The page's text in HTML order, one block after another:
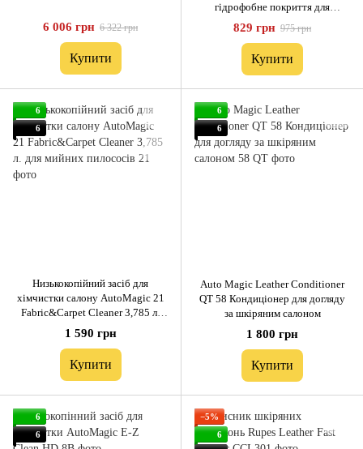
6 006 грн 6 322 грн
Купити
гідрофобне покриття для
тканинних сидінь 260 мл
829 грн 975 грн
Купити
6
6
Низькокопійний засіб для
хімчистки салону AutoMagic 21
Fabric&Carpet Cleaner 3,785 л.
для мийних пилососів
1 590 грн
Купити
6
6
Auto Magic Leather Conditioner
QT 58 Кондиціонер для догляду
за шкіряним салоном
1 800 грн
Купити
6
6
−5%
6